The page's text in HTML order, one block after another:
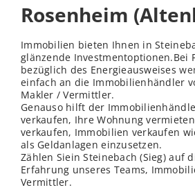
Rosenheim
Immobilien bieten Ihnen in
glänzende Investmentoptionen.Bei
bezüglich des Energieausweises
einfach an die Immobilienhändler
Makler / Vermittler.
Genauso hilft der
verkaufen, Ihre Wohnung
verkaufen, Immobilien verkaufen
als Geldanlagen einzusetzen.
Zählen Siein Steinebach (Sieg) auf
Erfahrung unseres Teams,
Vermittler.